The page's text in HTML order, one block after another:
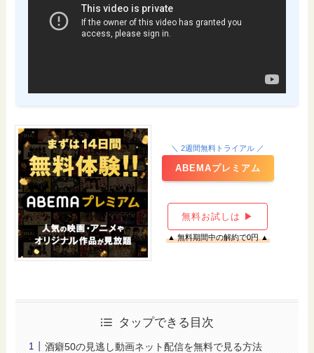
＼ 2週間無料トライアル ／
ABEMAプレミアム
無料お試しは ▶
▲ 無料期間中の解約で0円 ▲
タップできる目次
酒癖50の見逃し動画ネット配信を無料で見る方法